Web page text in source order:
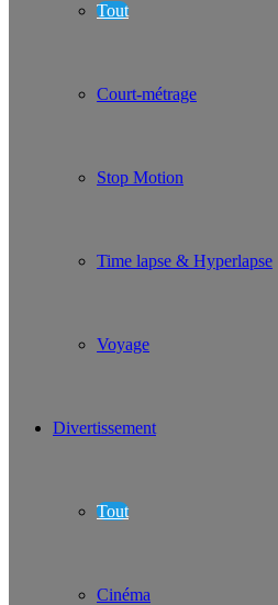
Tout
Court-métrage
Stop Motion
Time lapse & Hyperlapse
Voyage
Divertissement
Tout
Cinéma